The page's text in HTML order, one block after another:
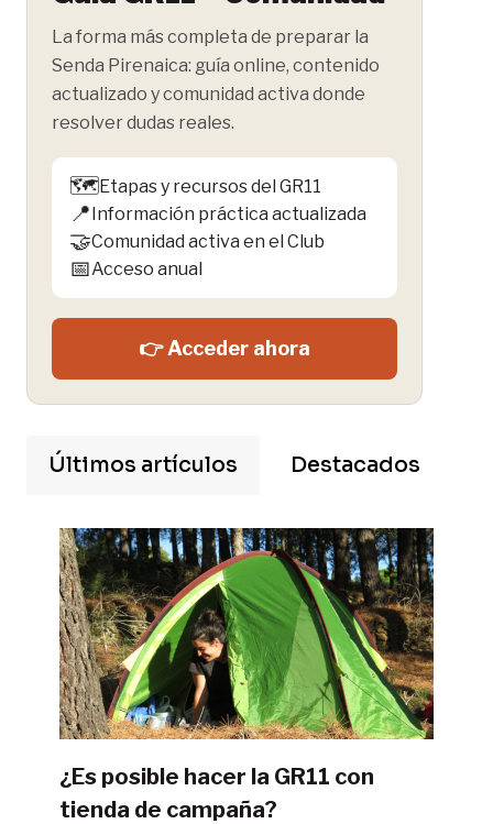
La forma más completa de preparar la
Senda Pirenaica: guía online, contenido
actualizado y comunidad activa donde
resolver dudas reales.
🗺️Etapas y recursos del GR11
📍Información práctica actualizada
🤝Comunidad activa en el Club
📅Acceso anual
👉 Acceder ahora
Últimos artículos Destacados
¿Es posible hacer la GR11 con
tienda de campaña?